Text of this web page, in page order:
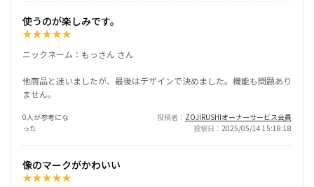
使うのが楽しみです。
★★★★★
ニックネーム：もっさん さん
他商品と迷いましたが、最後はデザインで決めました。機能も問題あり
ません。
0人が参考にな
った
投稿者
ZOJIRUSHIオーナーサービス会員
投稿日
2025/05/14 15:18:18
像のマークがかわいい
★★★★★